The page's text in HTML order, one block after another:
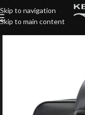
Skip to navigation
Skip to main content